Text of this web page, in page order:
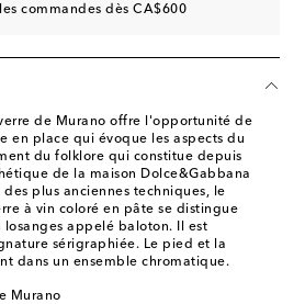
commandes dès CA$600
de Murano offre l'opportunité de
en place qui évoque les aspects du
du folklore qui constitue depuis
de la maison Dolce&Gabbana
des plus anciennes techniques, le
à vin coloré en pâte se distingue
appelé baloton. Il est
sérigraphiée. Le pied et la
dans un ensemble chromatique.
Murano